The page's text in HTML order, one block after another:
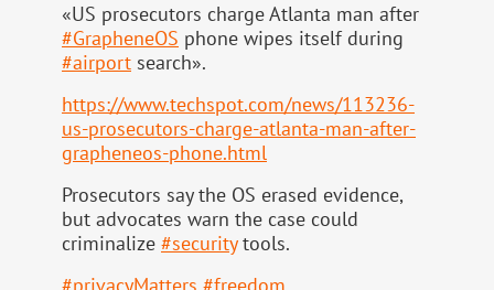
«US prosecutors charge Atlanta man after
#GrapheneOS phone wipes itself during
#airport search».
https://www.techspot.com/news/113236-
us-prosecutors-charge-atlanta-man-after-
grapheneos-phone.html
Prosecutors say the OS erased evidence,
but advocates warn the case could
criminalize #securitytools.